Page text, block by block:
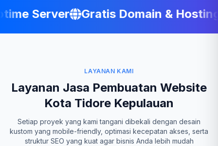
Server Gratis Domain & Hosting
LAYANAN KAMI
Layanan Jasa Pembuatan Website
Kota Tidore Kepulauan
Setiap proyek yang kami tangani dibekali dengan desain
kustom yang mobile-friendly, optimasi kecepatan akses, serta
struktur SEO yang kuat agar bisnis Anda lebih mudah